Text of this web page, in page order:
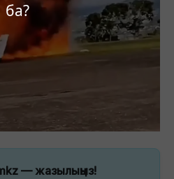
ба?
— жазылыңыз!